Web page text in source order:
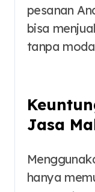
pesanan
bisa
tanpa
Jasa
hanya